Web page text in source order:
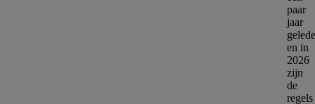
paar
jaar
en in
2026
zijn
de
regels